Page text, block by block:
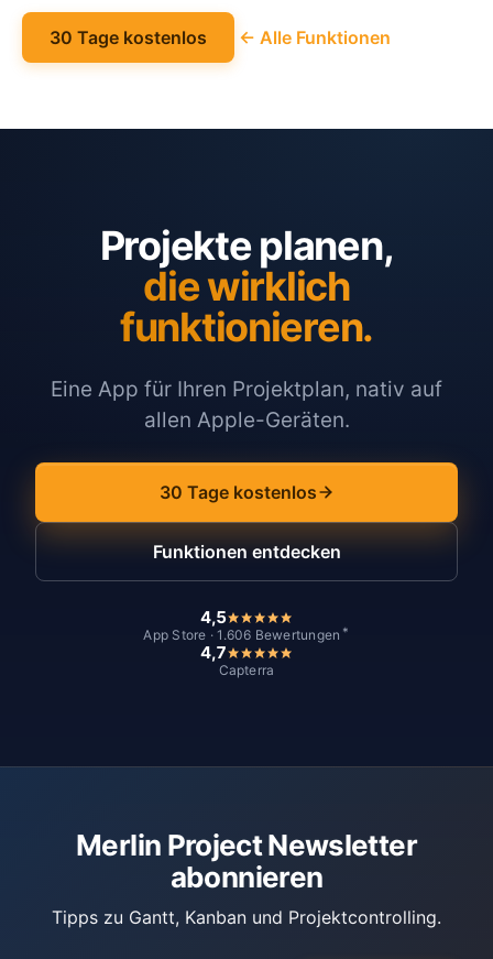
30 Tage kostenlos ← Alle Funktionen
Projekte planen,
die wirklich
funktionieren.
Eine App für Ihren Projektplan, nativ auf
allen Apple-Geräten.
30 Tage kostenlos
Funktionen entdecken
4,5
App Store · 1.606 Bewertungen *
4,7
Capterra
Merlin Project Newsletter
abonnieren
Tipps zu Gantt, Kanban und Projektcontrolling.